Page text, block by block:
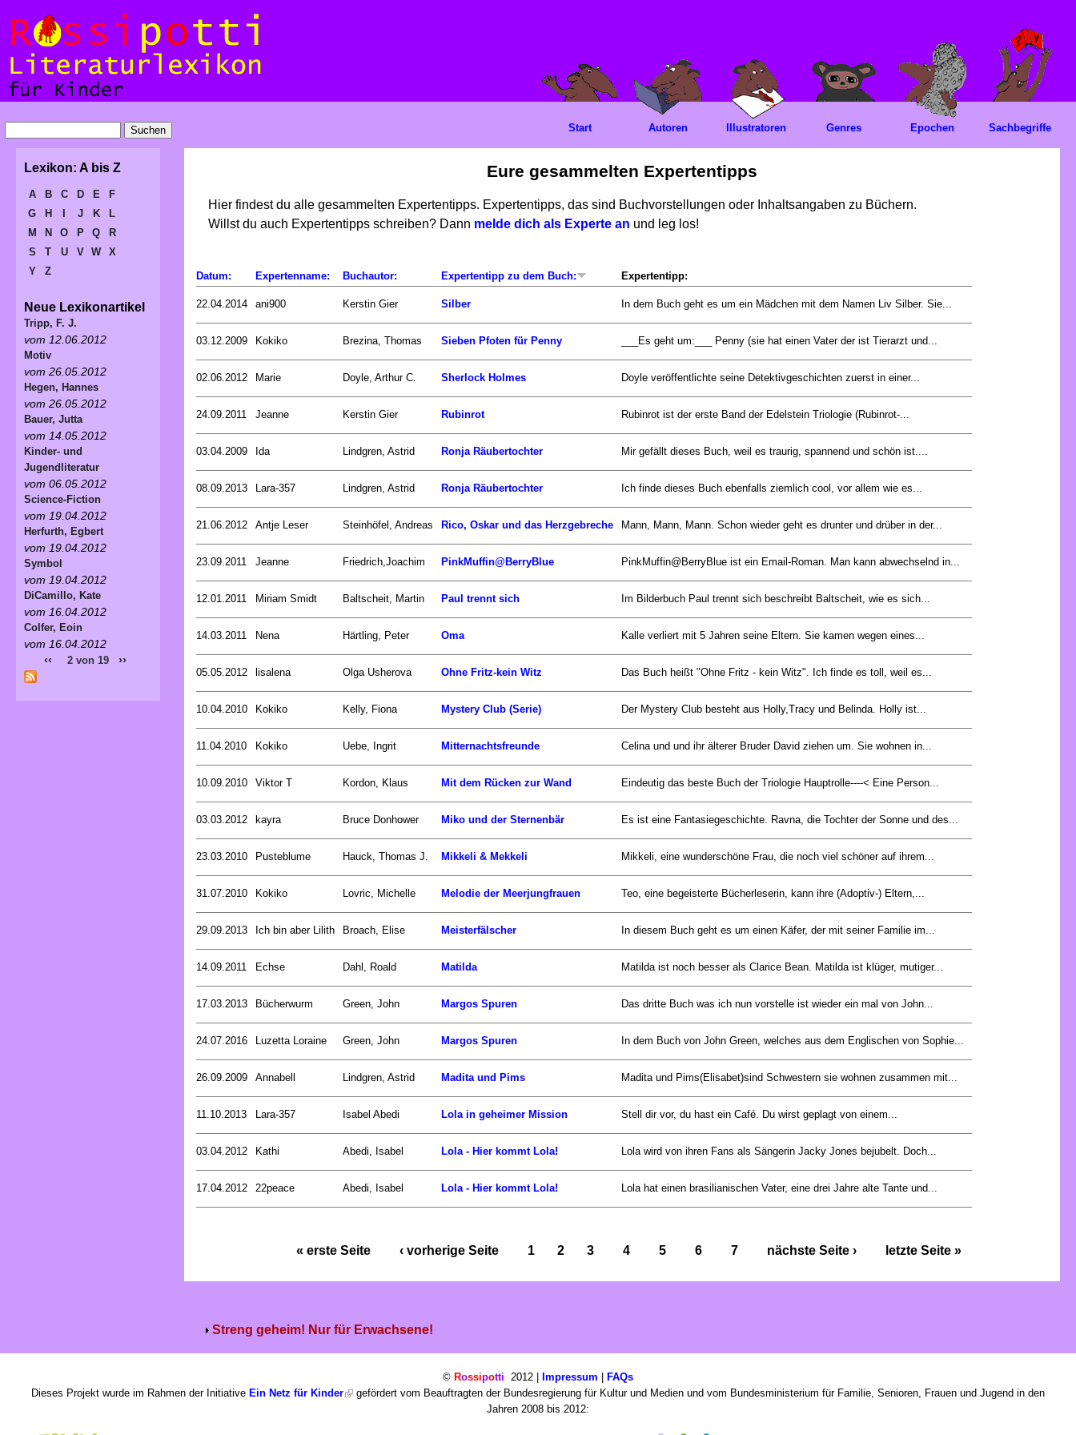
Eure gesammelten Expertentipps
Hier findest du alle gesammelten Expertentipps. Expertentipps, das sind Buchvorstellungen oder Inhaltsangaben zu Büchern.
Willst du auch Expertentipps schreiben? Dann melde dich als Experte an und leg los!
Datum: Expertenname: Buchautor: Expertentipp zu dem Buch: Expertentipp:
22.04.2014 ani900 Kerstin Gier Silber In dem Buch geht es um ein Mädchen mit dem Namen Liv Silber. Sie...
03.12.2009 Kokiko Brezina, Thomas Sieben Pfoten für Penny ___Es geht um:___ Penny (sie hat einen Vater der ist Tierarzt und...
02.06.2012 Marie Doyle, Arthur C. Sherlock Holmes Doyle veröffentlichte seine Detektivgeschichten zuerst in einer...
24.09.2011 Jeanne Kerstin Gier Rubinrot Rubinrot ist der erste Band der Edelstein Triologie (Rubinrot-...
03.04.2009 Ida Lindgren, Astrid Ronja Räubertochter Mir gefällt dieses Buch, weil es traurig, spannend und schön ist....
08.09.2013 Lara-357 Lindgren, Astrid Ronja Räubertochter Ich finde dieses Buch ebenfalls ziemlich cool, vor allem wie es...
21.06.2012 Antje Leser Steinhöfel, Andreas Rico, Oskar und das Herzgebreche Mann, Mann, Mann. Schon wieder geht es drunter und drüber in der...
23.09.2011 Jeanne Friedrich,Joachim PinkMuffin@BerryBlue PinkMuffin@BerryBlue ist ein Email-Roman. Man kann abwechselnd in...
12.01.2011 Miriam Smidt Baltscheit, Martin Paul trennt sich Im Bilderbuch Paul trennt sich beschreibt Baltscheit, wie es sich...
14.03.2011 Nena Härtling, Peter Oma Kalle verliert mit 5 Jahren seine Eltern. Sie kamen wegen eines...
05.05.2012 lisalena Olga Usherova Ohne Fritz-kein Witz Das Buch heißt "Ohne Fritz - kein Witz". Ich finde es toll, weil es...
10.04.2010 Kokiko Kelly, Fiona Mystery Club (Serie) Der Mystery Club besteht aus Holly,Tracy und Belinda. Holly ist...
11.04.2010 Kokiko Uebe, Ingrit Mitternachtsfreunde Celina und und ihr älterer Bruder David ziehen um. Sie wohnen in...
10.09.2010 Viktor T Kordon, Klaus Mit dem Rücken zur Wand Eindeutig das beste Buch der Triologie Hauptrolle----< Eine Person...
03.03.2012 kayra Bruce Donhower Miko und der Sternenbär Es ist eine Fantasiegeschichte. Ravna, die Tochter der Sonne und des...
23.03.2010 Pusteblume Hauck, Thomas J. Mikkeli & Mekkeli Mikkeli, eine wunderschöne Frau, die noch viel schöner auf ihrem...
31.07.2010 Kokiko Lovric, Michelle Melodie der Meerjungfrauen Teo, eine begeisterte Bücherleserin, kann ihre (Adoptiv-) Eltern,...
29.09.2013 Ich bin aber Lilith Broach, Elise Meisterfälscher In diesem Buch geht es um einen Käfer, der mit seiner Familie im...
14.09.2011 Echse Dahl, Roald Matilda Matilda ist noch besser als Clarice Bean. Matilda ist klüger, mutiger...
17.03.2013 Bücherwurm Green, John Margos Spuren Das dritte Buch was ich nun vorstelle ist wieder ein mal von John...
24.07.2016 Luzetta Loraine Green, John Margos Spuren In dem Buch von John Green, welches aus dem Englischen von Sophie...
26.09.2009 Annabell Lindgren, Astrid Madita und Pims Madita und Pims(Elisabet)sind Schwestern sie wohnen zusammen mit...
11.10.2013 Lara-357 Isabel Abedi Lola in geheimer Mission Stell dir vor, du hast ein Café. Du wirst geplagt von einem...
03.04.2012 Kathi Abedi, Isabel Lola - Hier kommt Lola! Lola wird von ihren Fans als Sängerin Jacky Jones bejubelt. Doch...
17.04.2012 22peace Abedi, Isabel Lola - Hier kommt Lola! Lola hat einen brasilianischen Vater, eine drei Jahre alte Tante und...
« erste Seite ‹ vorherige Seite 1 2 3 4 5 6 7 nächste Seite › letzte Seite »
Streng geheim! Nur für Erwachsene!
Start Autoren Illustratoren Genres Epochen Sachbegriffe
Lexikon: A bis Z
A B C D E
F
G
H J K
L
M
N O P Q
R
S
T U V W
X
Y
Z
Neue Lexikonartikel
Tripp, F. J.
vom 12.06.2012
Motiv
vom 26.05.2012
Hegen, Hannes
vom 26.05.2012
Bauer, Jutta
vom 14.05.2012
Kinder- und
Jugendliteratur
vom 06.05.2012
Science-Fiction
vom 19.04.2012
Herfurth, Egbert
vom 19.04.2012
Symbol
vom 19.04.2012
DiCamillo, Kate
vom 16.04.2012
Colfer, Eoin
vom 16.04.2012
‹‹ 2 von 19 ››
© Rossipotti 2012 | Impressum | FAQs
Dieses Projekt wurde im Rahmen der Initiative Ein Netz für Kinder
gefördert vom Beauftragten der Bundesregierung für Kultur und Medien und vom Bundesministerium für Familie, Senioren, Frauen und Jugend in den
Jahren 2008 bis 2012: